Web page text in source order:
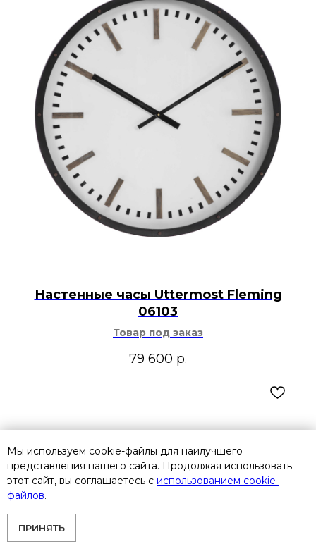
Настенные часы Uttermost Fleming
06103
Товар под заказ
79 600 р.
Мы используем cookie-файлы для наилучшего
представления нашего сайта. Продолжая использовать
этот сайт, вы соглашаетесь с использованием cookie-
файлов.
ПРИНЯТЬ